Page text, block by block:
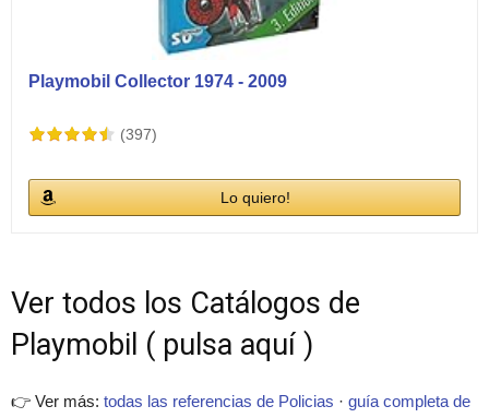
Playmobil Collector 1974 - 2009
(397)
Lo quiero!
Ver todos los Catálogos de
Playmobil ( pulsa aquí )
👉 Ver más: todas las referencias de Policias · guía completa de